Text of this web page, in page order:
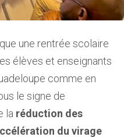
une rentrée scolaire
élèves et enseignants
comme en
le signe de
la réduction des
du virage